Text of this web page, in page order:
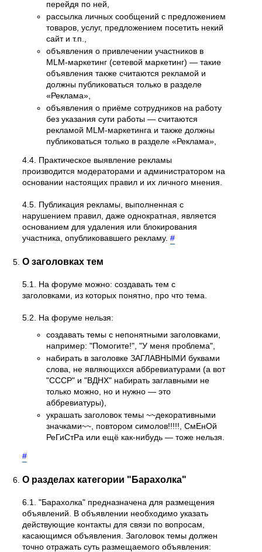
перейдя по ней,
рассылка личных сообщений с предложением
товаров, услуг, предложением посетить некий
сайт и т.п.,
объявления о привлечении участников в
MLM-маркетинг (сетевой маркетинг) — такие
объявления также считаются рекламой и
должны публиковаться только в разделе
«Реклама»,
объявления о приёме сотрудников на работу
без указания сути работы — считаются
рекламой MLM-маркетинга и также должны
публиковаться только в разделе «Реклама»,
4.4. Практическое выявление рекламы
производится модераторами и администратором на
основании настоящих правил и их личного мнения.
4.5. Публикация рекламы, выполненная с
нарушением правил, даже однократная, является
основанием для удаления или блокирования
участника, опубликовавшего рекламу.#
О заголовках тем
5.1. На форуме можно: создавать тем с
заголовками, из которых понятно, про что тема.
5.2. На форуме нельзя:
создавать темы с непонятными заголовками,
например: "Помогите!", "У меня проблема",
набирать в заголовке ЗАГЛАВНЫМИ буквами
слова, не являющихся аббревиатурами (а вот
"СССР" и "ВДНХ" набирать заглавными не
только можно, но и нужно — это
аббревиатуры),
украшать заголовок темы ~~декоративными
значками~~, повтором симолов!!!!!, СмЕнОй
РеГиСтРа или ещё как-нибудь — тоже нельзя.
#
О разделах категории "Барахолка"
6.1. "Барахолка" предназначена для размещения
объявлений. В объявлении необходимо указать
действующие контакты для связи по вопросам,
касающимся объявления. Заголовок темы должен
точно отражать суть размещаемого объявления: